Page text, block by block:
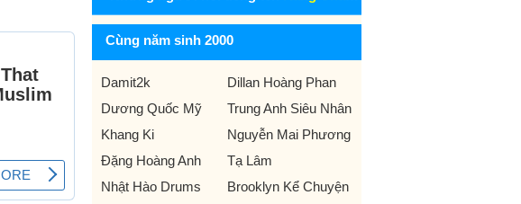
Cùng năm sinh 2000
Damit2k
Dillan Hoàng Phan
Dương Quốc Mỹ
Trung Anh Siêu Nhân
Khang Ki
Nguyễn Mai Phương
Đặng Hoàng Anh
Tạ Lâm
Nhật Hào Drums
Brooklyn Kể Chuyện